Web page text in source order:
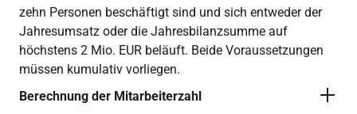
zehn Personen beschäftigt sind und sich entweder der
Jahresumsatz oder die Jahresbilanzsumme auf
höchstens 2 Mio. EUR beläuft. Beide Voraussetzungen
müssen kumulativ vorliegen.
Berechnung der Mitarbeiterzahl